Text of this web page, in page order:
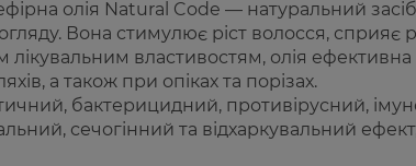
олія Natural Code — натуральний
Вона стимулює ріст волосся, сприяє
лікувальним властивостям, олія ефективна
а також при опіках та порізах.
бактерицидний, противірусний,
сечогінний та відхаркувальний